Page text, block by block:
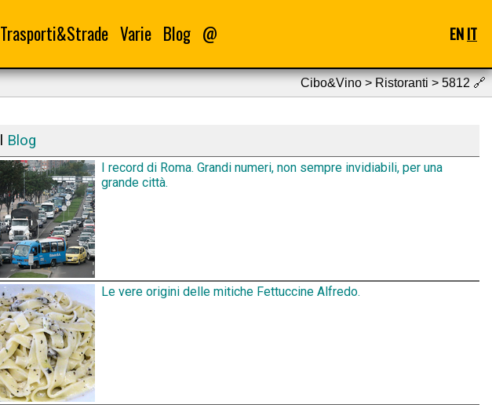
Trasporti&Strade Varie Blog @ ENIT
Cibo&Vino > Ristoranti > 5812 🔗
Blog
I record di Roma. Grandi numeri, non sempre invidiabili, per una
grande città.
Le vere origini delle mitiche Fettuccine Alfredo.